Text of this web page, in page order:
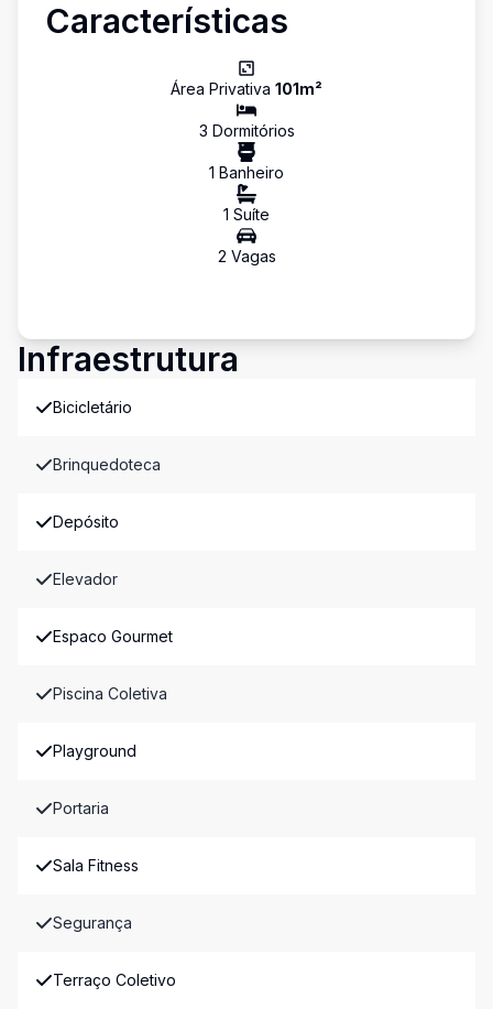
Características
Área Privativa 101m²
3 Dormitórios
1 Banheiro
1 Suíte
2 Vagas
Infraestrutura
Bicicletário
Brinquedoteca
Depósito
Elevador
Espaco Gourmet
Piscina Coletiva
Playground
Portaria
Sala Fitness
Segurança
Terraço Coletivo